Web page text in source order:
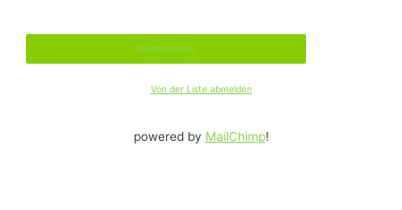
Von der Liste abmelden
powered by MailChimp!